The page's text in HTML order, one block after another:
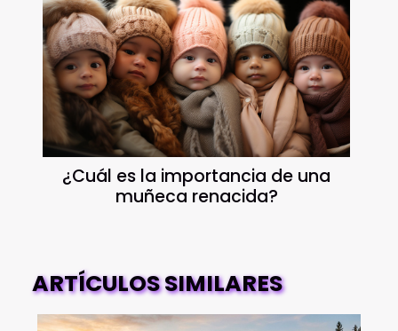
¿Cuál es la importancia de una
muñeca renacida?
ARTÍCULOS SIMILARES